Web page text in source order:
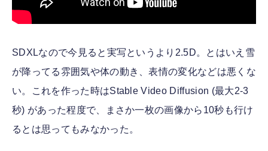
SDXLなので今見ると実写というより2.5D。とはいえ雪
が降ってる雰囲気や体の動き、表情の変化などは悪くな
い。これを作った時はStable Video Diffusion (最大2-3
秒) があった程度で、まさか一枚の画像から10秒も行け
るとは思ってもみなかった。